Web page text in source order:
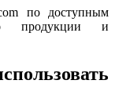
по доступным
продукции и